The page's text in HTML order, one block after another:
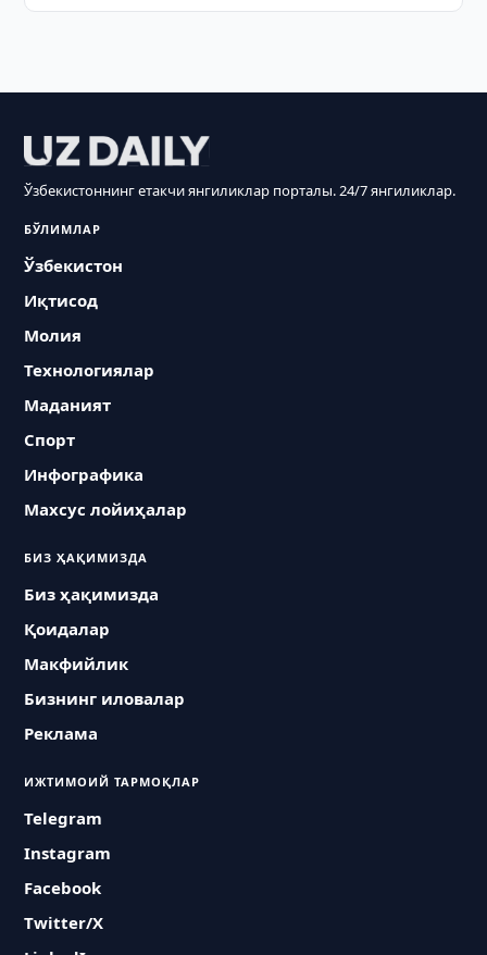
Ўзбекистоннинг етакчи янгиликлар порталы. 24/7 янгиликлар.
БЎЛИМЛАР
Ўзбекистон
Иқтисод
Молия
Технологиялар
Маданият
Спорт
Инфографика
Махсус лойиҳалар
БИЗ ҲАҚИМИЗДА
Биз ҳақимизда
Қоидалар
Макфийлик
Бизнинг иловалар
Реклама
ИЖТИМОИЙ ТАРМОҚЛАР
Telegram
Instagram
Facebook
Twitter/X